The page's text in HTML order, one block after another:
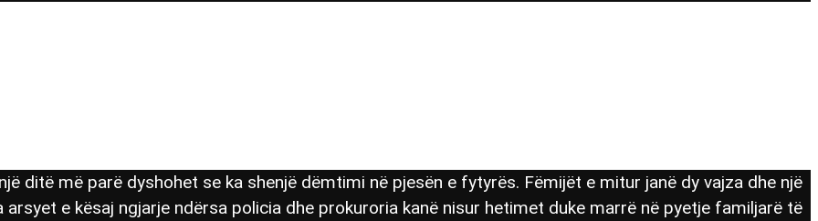
ditë më parë dyshohet se ka shenjë dëmtimi në pjesën e fytyrës. Fëmijët e mitur janë dy vajza dhe një
e kësaj ngjarje ndërsa policia dhe prokuroria kanë nisur hetimet duke marrë në pyetje familjarë të